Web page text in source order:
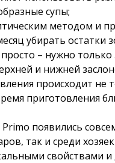
супы;
методом и
убирать
– нужно
и нижней
происходит
приготовления
появились
так и среди
свойствами и